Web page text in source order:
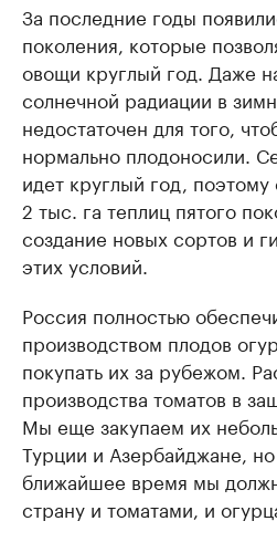
За последние годы
поколения, которые
овощи круглый год. Даже
солнечной радиации в
недостаточен для того,
нормально плодоносили.
идет круглый год, поэтому
2 тыс. га теплиц пятого
создание новых сортов и
этих условий.
Россия полностью
производством плодов
покупать их за рубежом.
производства томатов в
Мы еще закупаем их
Турции и Азербайджане,
ближайшее время мы
страну и томатами, и